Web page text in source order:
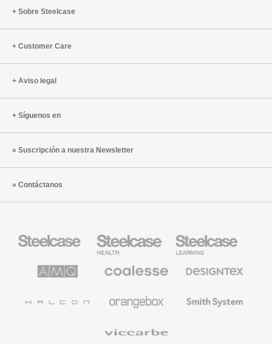
de
Sobre Steelcase
Customer Care
Aviso legal
Síguenos en
Suscripción a nuestra Newsletter
Contáctanos
Steelcase
para
sanidad
Steelcase
para
educación
Steelcase
Solutions
premium
System